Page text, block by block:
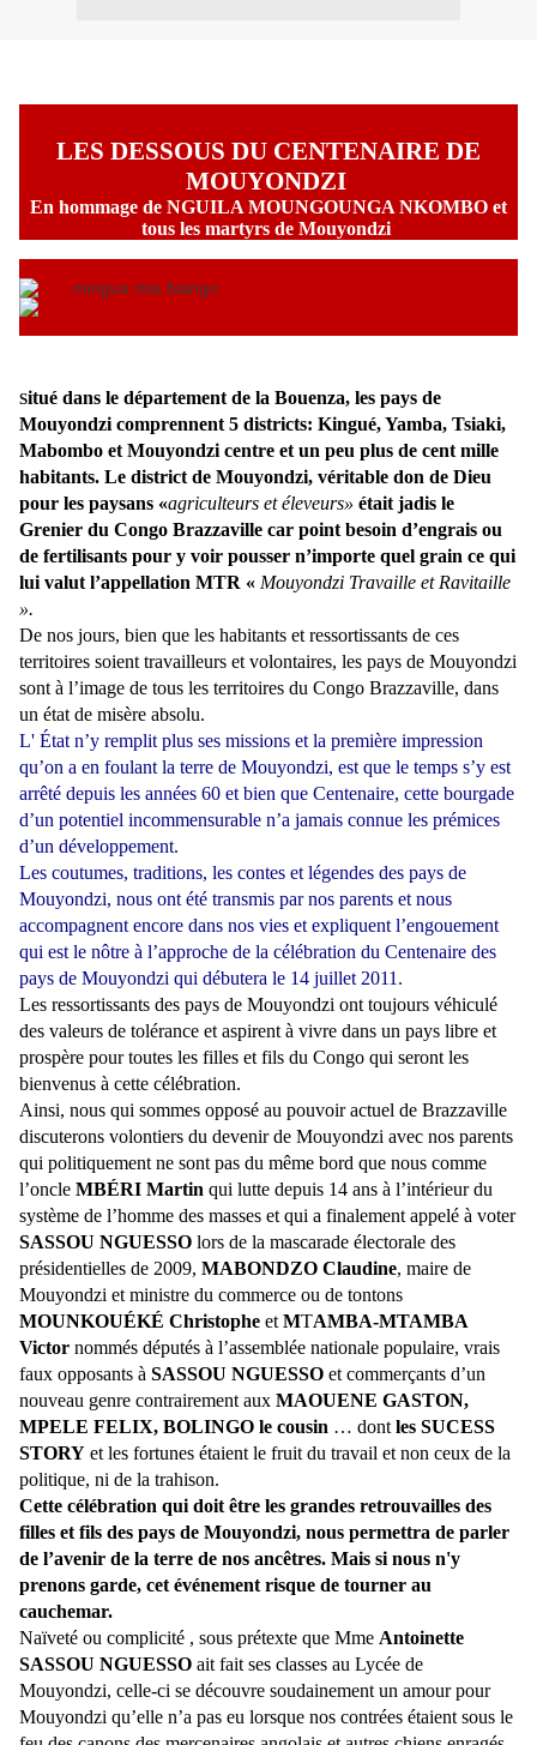
LES DESSOUS DU CENTENAIRE DE
MOUYONDZI
En hommage de NGUILA MOUNGOUNGA NKOMBO et
tous les martyrs de Mouyondzi
Situé dans le département de la Bouenza, les pays de
Mouyondzi comprennent 5 districts: Kingué, Yamba, Tsiaki,
Mabombo et Mouyondzi centre et un peu plus de cent mille
habitants. Le district de Mouyondzi, véritable don de Dieu
pour les paysans «agriculteurs et éleveurs» était jadis le
Grenier du Congo Brazzaville car point besoin d’engrais ou
de fertilisants pour y voir pousser n’importe quel grain ce qui
lui valut l’appellation MTR « Mouyondzi Travaille et Ravitaille
».
De nos jours, bien que les habitants et ressortissants de ces
territoires soient travailleurs et volontaires, les pays de Mouyondzi
sont à l’image de tous les territoires du Congo Brazzaville, dans
un état de misère absolu.
L' État n’y remplit plus ses missions et la première impression
qu’on a en foulant la terre de Mouyondzi, est que le temps s’y est
arrêté depuis les années 60 et bien que Centenaire, cette bourgade
d’un potentiel incommensurable n’a jamais connue les prémices
d’un développement.
Les coutumes, traditions, les contes et légendes des pays de
Mouyondzi, nous ont été transmis par nos parents et nous
accompagnent encore dans nos vies et expliquent l’engouement
qui est le nôtre à l’approche de la célébration du Centenaire des
pays de Mouyondzi qui débutera le 14 juillet 2011.
Les ressortissants des pays de Mouyondzi ont toujours véhiculé
des valeurs de tolérance et aspirent à vivre dans un pays libre et
prospère pour toutes les filles et fils du Congo qui seront les
bienvenus à cette célébration.
Ainsi, nous qui sommes opposé au pouvoir actuel de Brazzaville
discuterons volontiers du devenir de Mouyondzi avec nos parents
qui politiquement ne sont pas du même bord que nous comme
l’oncle MBÉRI Martin qui lutte depuis 14 ans à l’intérieur du
système de l’homme des masses et qui a finalement appelé à voter
SASSOU NGUESSO lors de la mascarade électorale des
présidentielles de 2009, MABONDZO Claudine, maire de
Mouyondzi et ministre du commerce ou de tontons
MOUNKOUÉKÉ Christophe et MTAMBA-MTAMBA
Victor nommés députés à l’assemblée nationale populaire, vrais
faux opposants à SASSOU NGUESSO et commerçants d’un
nouveau genre contrairement aux MAOUENE GASTON,
MPELE FELIX, BOLINGO le cousin … dont les SUCESS
STORY et les fortunes étaient le fruit du travail et non ceux de la
politique, ni de la trahison.
Cette célébration qui doit être les grandes retrouvailles des
filles et fils des pays de Mouyondzi, nous permettra de parler
de l’avenir de la terre de nos ancêtres. Mais si nous n'y
prenons garde, cet événement risque de tourner au
cauchemar.
Naïveté ou complicité , sous prétexte que Mme Antoinette
SASSOU NGUESSO ait fait ses classes au Lycée de
Mouyondzi, celle-ci se découvre soudainement un amour pour
Mouyondzi qu’elle n’a pas eu lorsque nos contrées étaient sous le